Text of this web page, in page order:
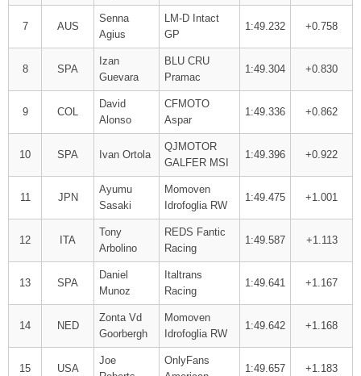
7 AUS
Senna
Agius
LM-D Intact
GP
1:49.232 +0.758
8 SPA
Izan
Guevara
BLU CRU
Pramac
1:49.304 +0.830
9 COL
David
Alonso
CFMOTO
Aspar
1:49.336 +0.862
10 SPA Ivan Ortola
QJMOTOR
GALFER MSI
1:49.396 +0.922
11 JPN
Ayumu
Sasaki
Momoven
Idrofoglia RW
1:49.475 +1.001
12 ITA
Tony
Arbolino
REDS Fantic
Racing
1:49.587 +1.113
13 SPA
Daniel
Munoz
Italtrans
Racing
1:49.641 +1.167
14 NED
Zonta Vd
Goorbergh
Momoven
Idrofoglia RW
1:49.642 +1.168
15 USA
Joe
OnlyFans
1:49.657 +1.183